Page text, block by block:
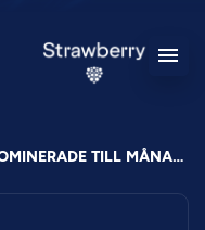
FEM FRÅN TOPPTRION NOMINERADE TILL MÅNADENS SPELARE